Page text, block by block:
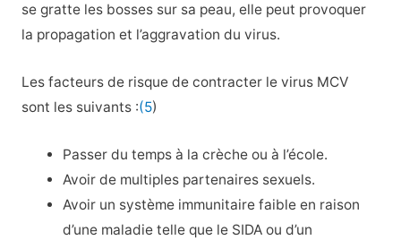
se gratte les bosses sur sa peau, elle peut provoquer
la propagation et l’aggravation du virus.
Les facteurs de risque de contracter le virus MCV
sont les suivants :(5)
Passer du temps à la crèche ou à l’école.
Avoir de multiples partenaires sexuels.
Avoir un système immunitaire faible en raison
d’une maladie telle que le SIDA ou d’un